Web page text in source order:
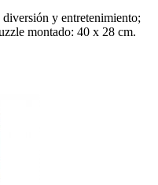
diversión y entretenimiento;
montado: 40 x 28 cm.